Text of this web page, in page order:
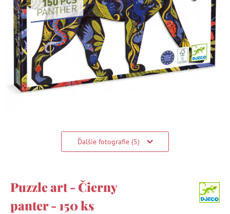
Ďalšie fotografie (5)
Puzzle art - Čierny
panter - 150 ks